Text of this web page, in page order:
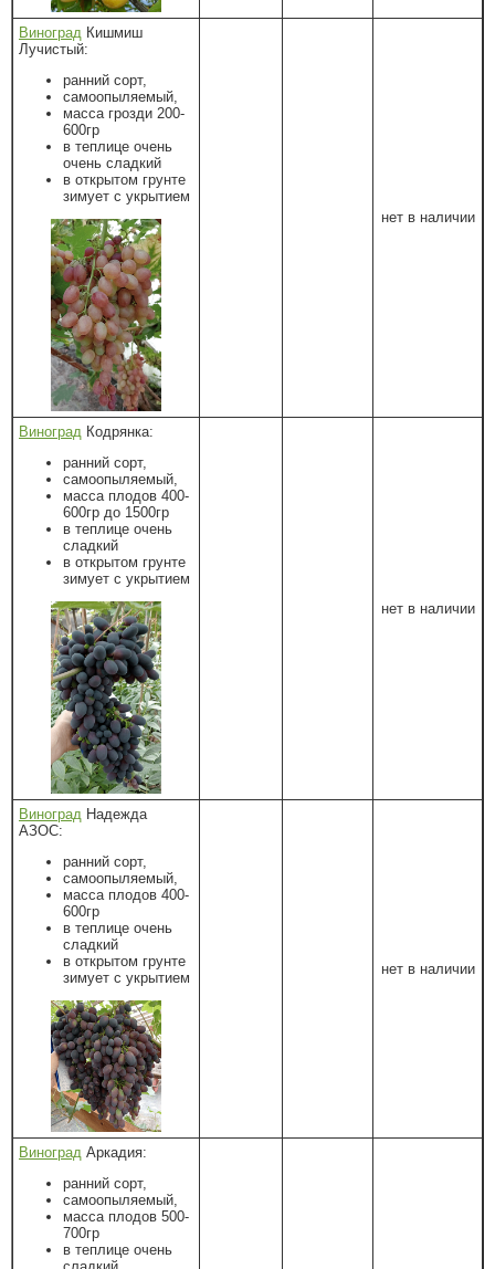
Виноград Кишмиш
Лучистый:
ранний сорт,
самоопыляемый,
масса грозди 200-
600гр
в теплице очень
очень сладкий
в открытом грунте
зимует с укрытием
нет в наличии
Виноград Кодрянка:
ранний сорт,
самоопыляемый,
масса плодов 400-
600гр до 1500гр
в теплице очень
сладкий
в открытом грунте
зимует с укрытием
нет в наличии
Виноград Надежда
АЗОС:
ранний сорт,
самоопыляемый,
масса плодов 400-
600гр
в теплице очень
сладкий
в открытом грунте
зимует с укрытием
нет в наличии
Виноград Аркадия:
ранний сорт,
самоопыляемый,
масса плодов 500-
700гр
в теплице очень